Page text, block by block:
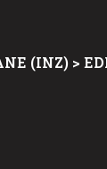
(INZ) >